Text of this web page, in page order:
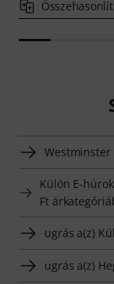
Westminster
Külön E-
Ft
ugrás a(z)
ugrás a(z)